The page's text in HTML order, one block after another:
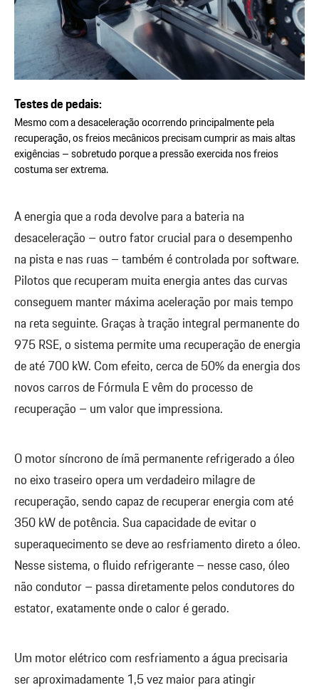
Testes de pedais:
Mesmo com a desaceleração ocorrendo principalmente pela
recuperação, os freios mecânicos precisam cumprir as mais altas
exigências – sobretudo porque a pressão exercida nos freios
costuma ser extrema.
A energia que a roda devolve para a bateria na
desaceleração – outro fator crucial para o desempenho
na pista e nas ruas – também é controlada por software.
Pilotos que recuperam muita energia antes das curvas
conseguem manter máxima aceleração por mais tempo
na reta seguinte. Graças à tração integral permanente do
975 RSE, o sistema permite uma recuperação de energia
de até 700 kW. Com efeito, cerca de 50% da energia dos
novos carros de Fórmula E vêm do processo de
recuperação – um valor que impressiona.
O motor síncrono de ímã permanente refrigerado a óleo
no eixo traseiro opera um verdadeiro milagre de
recuperação, sendo capaz de recuperar energia com até
350 kW de potência. Sua capacidade de evitar o
superaquecimento se deve ao resfriamento direto a óleo.
Nesse sistema, o fluido refrigerante – nesse caso, óleo
não condutor – passa diretamente pelos condutores do
estator, exatamente onde o calor é gerado.
Um motor elétrico com resfriamento a água precisaria
ser aproximadamente 1,5 vez maior para atingir